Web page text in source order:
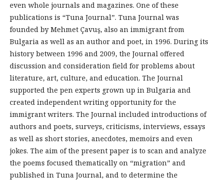
even whole journals and magazines. One of these
publications is “Tuna Journal”. Tuna Journal was
founded by Mehmet Çavuş, also an immigrant from
Bulgaria as well as an author and poet, in 1996. During its
history between 1996 and 2009, the Journal offered
discussion and consideration field for problems about
literature, art, culture, and education. The Journal
supported the pen experts grown up in Bulgaria and
created independent writing opportunity for the
immigrant writers. The Journal included introductions of
authors and poets, surveys, criticisms, interviews, essays
as well as short stories, anecdotes, memoirs and even
jokes. The aim of the present paper is to scan and analyze
the poems focused thematically on “migration” and
published in Tuna Journal, and to determine the